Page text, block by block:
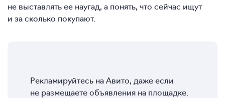
не выставлять ее наугад, а понять, что сейчас ищут
и за сколько покупают.
Рекламируйтесь на Авито, даже если
не размещаете объявления на площадке.